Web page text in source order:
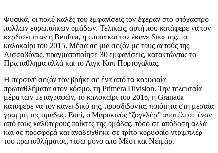
Φυσικά, οι πολύ καλές του εμφανίσεις τον έφεραν στο στόχαστρο
πολλών ευρωπαϊκών ομάδων. Τελικώς, αυτή που κατάφερε να τον
κερδίσει ήταν η Βenfica, η οποία και τον έκανε δικό της, το
καλοκαίρι του 2015. Μέσα σε μια σεζόν με τους αετούς της
Λισσαβόνας, πραγματοποίησε 30 εμφανίσεις, κατακτώντας το
Πρωτάθλημα αλλά και το Λιγκ Καπ Πορτογαλίας.
Η περσινή σεζόν τον βρήκε σε ένα από τα κορυφαία
πρωταθλήματα στον κόσμο, τη Primera Division. Την τελευταία
μέρα των μεταγραφών, το καλοκαίρι του 2016, η Granada
κατάφερε να τον κάνει δικό της, προσδίδοντας ποιότητα στη μεσαία
γραμμή της ομάδας. Εκεί, ο Μαροκινός “ζογκλέρ” αποτέλεσε έναν
από τους καλύτερους παίκτες της ομάδας, τόσο σε απόδοση αλλά
και σε προσφορά και αναδείχθηκε σε τρίτο κορυφαίο ντριμπλέρ
του πρωταθλήματος, πίσω μόνο από Μέσι και Νεϊμάρ.